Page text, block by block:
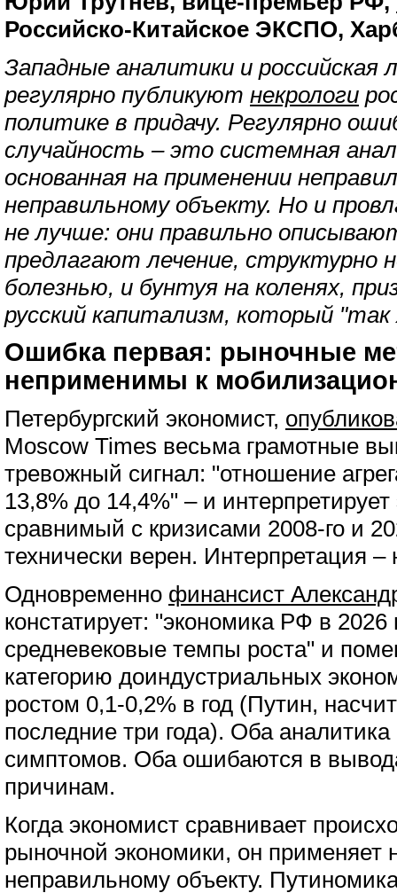
Российско-Китайское ЭКСПО,
Западные аналитики и российская
регулярно публикуют некрологи
политике в придачу. Регулярно
случайность – это системная
основанная на применении
неправильному объекту. Но и
не лучше: они правильно
предлагают лечение, структурно
болезнью, и бунтуя на коленях,
русский капитализм, который
Ошибка первая: рыночные
неприменимы к
Петербургский экономист,
Moscow Times весьма грамотные
тревожный сигнал: "отношение
13,8% до 14,4%" – и
сравнимый с кризисами 2008-го и
технически верен. Интерпретация –
Одновременно финансист
констатирует: "экономика РФ в 2026
средневековые темпы роста" и
категорию доиндустриальных
ростом 0,1-0,2% в год (Путин,
последние три года). Оба
симптомов. Оба ошибаются в
причинам.
Когда экономист сравнивает
рыночной экономики, он применяет
неправильному объекту.